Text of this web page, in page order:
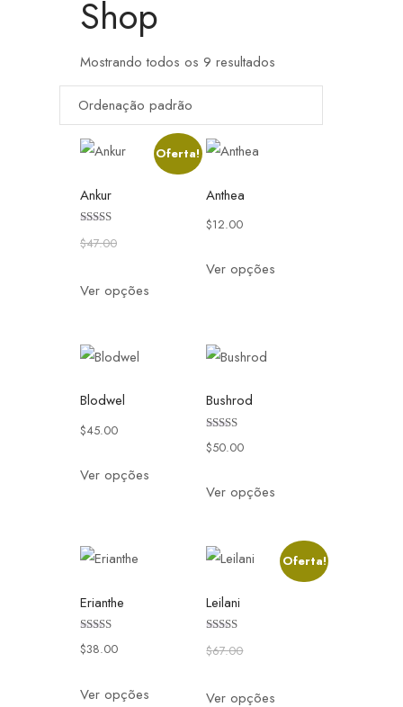
Shop
Mostrando todos os 9 resultados
Oferta!
Ankur
4.00
$47.00
Ver opções
Anthea
$12.00
Ver opções
Blodwel
$45.00
Ver opções
Bushrod
Avaliação
3.50
$50.00
Ver opções
Erianthe
Avaliação
4.50
$38.00
Ver opções
Oferta!
Leilani
3.50
$67.00
Ver opções